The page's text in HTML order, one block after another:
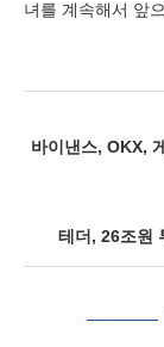
녀를 계속해서 앞
바이낸스, OKX,
테더, 26조원